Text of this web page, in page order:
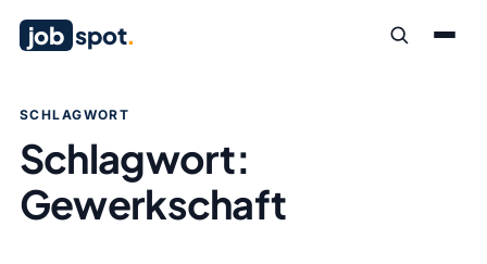
job spot.
SCHLAGWORT
Schlagwort:
Gewerkschaft